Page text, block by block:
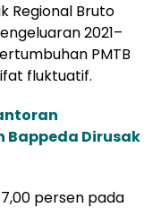
Regional Bruto
2021–
PMTB
fluktuatif.
Bappeda Dirusak
persen pada